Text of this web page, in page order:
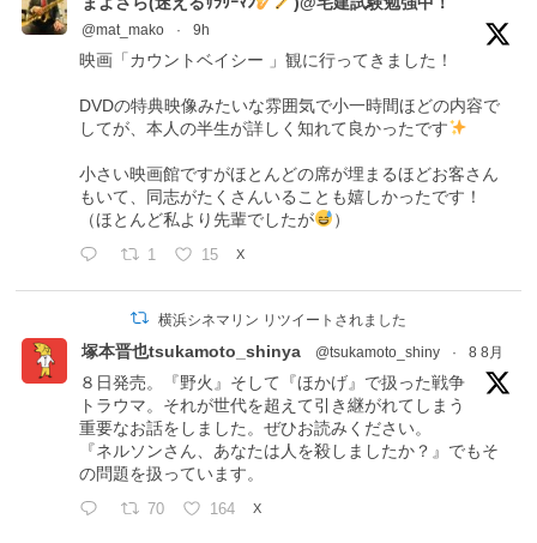
@mat_mako · 9h
映画「カウントベイシー 」観に行ってきました！
DVDの特典映像みたいな雰囲気で小一時間ほどの内容で
してが、本人の半生が詳しく知れて良かったです
小さい映画館ですがほとんどの席が埋まるほどお客さん
もいて、同志がたくさんいることも嬉しかったです！
（ほとんど私より先輩でしたが
）
1 15 X
横浜シネマリン リツイートされました
塚本晋也tsukamoto_shinya @tsukamoto_shiny · 8 8月
８日発売。『野火』そして『ほかげ』で扱った戦争
トラウマ。それが世代を超えて引き継がれてしまう
重要なお話をしました。ぜひお読みください。
『ネルソンさん、あなたは人を殺しましたか？』でもそ
の問題を扱っています。
70 164 X